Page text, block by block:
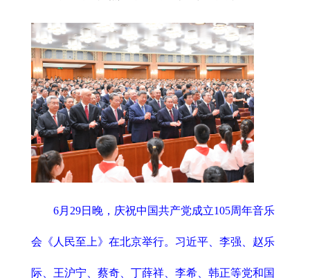
6月29日晚，庆祝中国共产党成立105周年音乐
会《人民至上》在北京举行。习近平、李强、赵乐
际、王沪宁、蔡奇、丁薛祥、李希、韩正等党和国